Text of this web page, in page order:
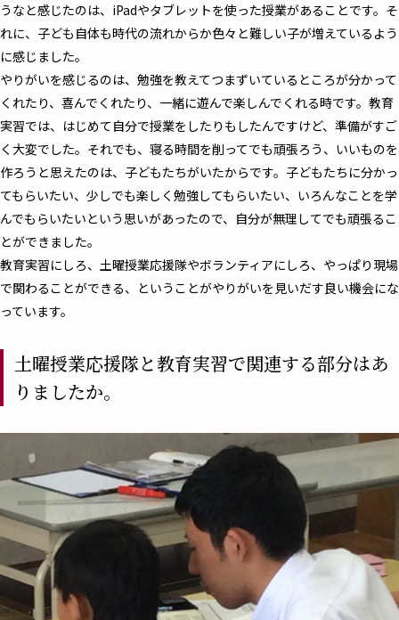
うなと感じたのは、iPadやタブレットを使った授業があることです。そ
れに、子ども自体も時代の流れからか色々と難しい子が増えているよう
に感じました。
やりがいを感じるのは、勉強を教えてつまずいているところが分かって
くれたり、喜んでくれたり、一緒に遊んで楽しんでくれる時です。教育
実習では、はじめて自分で授業をしたりもしたんですけど、準備がすご
く大変でした。それでも、寝る時間を削ってでも頑張ろう、いいものを
作ろうと思えたのは、子どもたちがいたからです。子どもたちに分かっ
てもらいたい、少しでも楽しく勉強してもらいたい、いろんなことを学
んでもらいたいという思いがあったので、自分が無理してでも頑張るこ
とができました。
教育実習にしろ、土曜授業応援隊やボランティアにしろ、やっぱり現場
で関わることができる、ということがやりがいを見いだす良い機会にな
っています。
土曜授業応援隊と教育実習で関連する部分はあ
りましたか。